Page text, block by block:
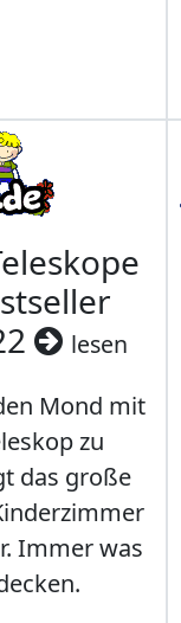
lesen
Mond mit
zu
das große
Immer was